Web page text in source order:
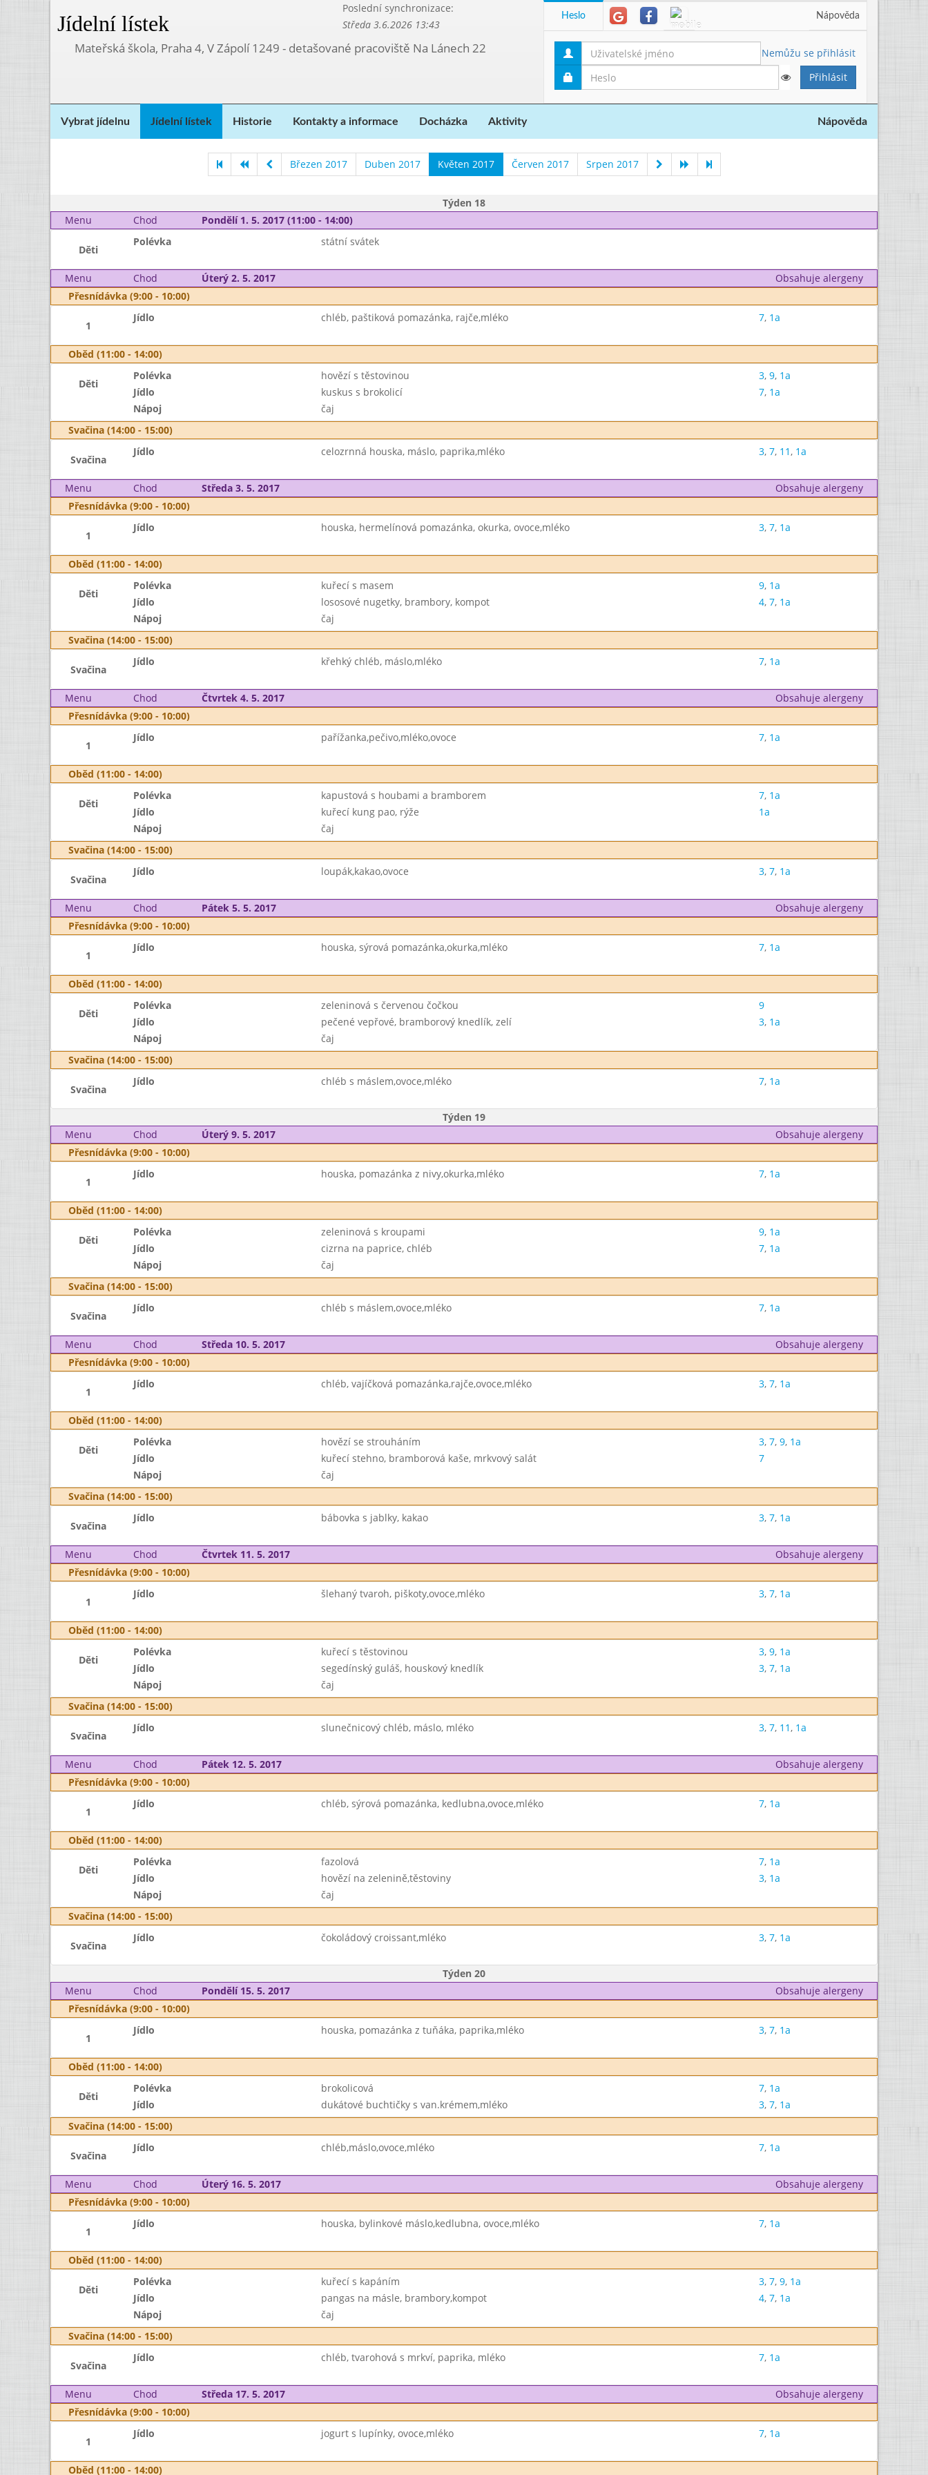
Jídelní lístek
Poslední synchronizace:
Středa 3.6.2026 13:43
Mateřská škola, Praha 4, V Zápolí 1249 - detašované pracoviště Na Lánech 22
Heslo Nápověda
Nemůžu se přihlásit
Vybrat jídelnu Jídelní lístek Historie Kontakty a informace Docházka Aktivity Nápověda
Březen 2017 Duben 2017 Květen 2017 Červen 2017 Srpen 2017
Týden 18
Menu
Chod Pondělí 1. 5. 2017 (11:00 - 14:00)
Děti
Polévka státní svátek
Menu Chod Úterý 2. 5. 2017
Obsahuje alergeny
Přesnídávka (9:00 - 10:00)
1
Jídlo chléb, paštiková pomazánka, rajče,mléko 7, 1a
Oběd (11:00 - 14:00)
Děti
Polévka hovězí s těstovinou 3, 9, 1a
Jídlo
kuskus s brokolicí 7, 1a
Nápoj
čaj
Svačina (14:00 - 15:00)
Svačina
Jídlo celozrnná houska, máslo, paprika,mléko 3, 7, 11, 1a
Menu Chod Středa 3. 5. 2017
Obsahuje alergeny
Přesnídávka (9:00 - 10:00)
1
Jídlo houska, hermelínová pomazánka, okurka, ovoce,mléko 3, 7, 1a
Oběd (11:00 - 14:00)
Děti
Polévka kuřecí s masem 9, 1a
Jídlo
lososové nugetky, brambory, kompot 4, 7, 1a
Nápoj
čaj
Svačina (14:00 - 15:00)
Svačina
Jídlo křehký chléb, máslo,mléko 7, 1a
Menu Chod Čtvrtek 4. 5. 2017
Obsahuje alergeny
Přesnídávka (9:00 - 10:00)
1
Jídlo pařížanka,pečivo,mléko,ovoce 7, 1a
Oběd (11:00 - 14:00)
Děti
Polévka kapustová s houbami a bramborem 7, 1a
Jídlo
kuřecí kung pao, rýže
1a
Nápoj
čaj
Svačina (14:00 - 15:00)
Svačina
Jídlo loupák,kakao,ovoce 3, 7, 1a
Menu Chod Pátek 5. 5. 2017
Obsahuje alergeny
Přesnídávka (9:00 - 10:00)
1
Jídlo houska, sýrová pomazánka,okurka,mléko 7, 1a
Oběd (11:00 - 14:00)
Děti
Polévka zeleninová s červenou čočkou
9
Jídlo
pečené vepřové, bramborový knedlík, zelí 3, 1a
Nápoj
čaj
Svačina (14:00 - 15:00)
Svačina
Jídlo chléb s máslem,ovoce,mléko 7, 1a
Týden 19
Menu
Chod Úterý 9. 5. 2017
Obsahuje alergeny
Přesnídávka (9:00 - 10:00)
1
Jídlo houska, pomazánka z nivy,okurka,mléko 7, 1a
Oběd (11:00 - 14:00)
Děti
Polévka zeleninová s kroupami 9, 1a
Jídlo
cizrna na paprice, chléb 7, 1a
Nápoj
čaj
Svačina (14:00 - 15:00)
Svačina
Jídlo chléb s máslem,ovoce,mléko 7, 1a
Menu Chod Středa 10. 5. 2017
Obsahuje alergeny
Přesnídávka (9:00 - 10:00)
1
Jídlo chléb, vajíčková pomazánka,rajče,ovoce,mléko 3, 7, 1a
Oběd (11:00 - 14:00)
Děti
Polévka hovězí se strouháním 3, 7, 9, 1a
Jídlo
kuřecí stehno, bramborová kaše, mrkvový salát
7
Nápoj
čaj
Svačina (14:00 - 15:00)
Svačina
Jídlo bábovka s jablky, kakao 3, 7, 1a
Menu Chod Čtvrtek 11. 5. 2017
Obsahuje alergeny
Přesnídávka (9:00 - 10:00)
1
Jídlo šlehaný tvaroh, piškoty,ovoce,mléko 3, 7, 1a
Oběd (11:00 - 14:00)
Děti
Polévka kuřecí s těstovinou 3, 9, 1a
Jídlo
segedínský guláš, houskový knedlík 3, 7, 1a
Nápoj
čaj
Svačina (14:00 - 15:00)
Svačina
Jídlo slunečnicový chléb, máslo, mléko 3, 7, 11, 1a
Menu Chod Pátek 12. 5. 2017
Obsahuje alergeny
Přesnídávka (9:00 - 10:00)
1
Jídlo chléb, sýrová pomazánka, kedlubna,ovoce,mléko 7, 1a
Oběd (11:00 - 14:00)
Děti
Polévka fazolová 7, 1a
Jídlo
hovězí na zelenině,těstoviny 3, 1a
Nápoj
čaj
Svačina (14:00 - 15:00)
Svačina
Jídlo čokoládový croissant,mléko 3, 7, 1a
Týden 20
Menu
Chod Pondělí 15. 5. 2017
Obsahuje alergeny
Přesnídávka (9:00 - 10:00)
1
Jídlo houska, pomazánka z tuňáka, paprika,mléko 3, 7, 1a
Oběd (11:00 - 14:00)
Děti
Polévka brokolicová 7, 1a
Jídlo
dukátové buchtičky s van.krémem,mléko 3, 7, 1a
Svačina (14:00 - 15:00)
Svačina
Jídlo chléb,máslo,ovoce,mléko 7, 1a
Menu Chod Úterý 16. 5. 2017
Obsahuje alergeny
Přesnídávka (9:00 - 10:00)
1
Jídlo houska, bylinkové máslo,kedlubna, ovoce,mléko 7, 1a
Oběd (11:00 - 14:00)
Děti
Polévka kuřecí s kapáním 3, 7, 9, 1a
Jídlo
pangas na másle, brambory,kompot 4, 7, 1a
Nápoj
čaj
Svačina (14:00 - 15:00)
Svačina
Jídlo chléb, tvarohová s mrkví, paprika, mléko 7, 1a
Menu Chod Středa 17. 5. 2017
Obsahuje alergeny
Přesnídávka (9:00 - 10:00)
1
Jídlo jogurt s lupínky, ovoce,mléko 7, 1a
Oběd (11:00 - 14:00)